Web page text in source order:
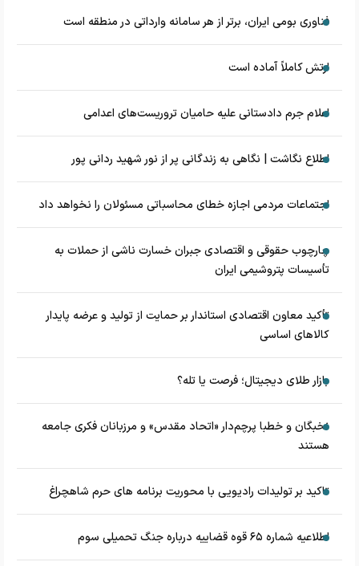
فناوری بومی ایران، برتر از هر سامانه وارداتی در منطقه است
ارتش کاملاً آماده است
اعلام جرم دادستانی علیه حامیان تروریست‌های اعدامی
اطلاع نگاشت | نگاهی به زندگانی پر از نور شهید ردانی پور
اجتماعات مردمی اجازه خطای محاسباتی مسئولان را نخواهد داد
چارچوب حقوقی و اقتصادی جبران خسارت ناشی از حملات به
تأسیسات پتروشیمی ایران
تأکید معاون اقتصادی استاندار بر حمایت از تولید و عرضه پایدار
کالاهای اساسی
بازار طلای دیجیتال؛ فرصت یا تله؟
نخبگان و خطبا پرچم‌دار «اتحاد مقدس» و مرزبانان فکری جامعه
هستند
تاکید بر تولیدات رادیویی با محوریت برنامه های حرم شاهچراغ
اطلاعیه شماره ۶۵ قوه قضاییه درباره جنگ تحمیلی سوم